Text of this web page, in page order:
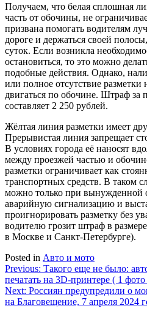
Получаем, что белая сплошная
часть от обочины, не
призвана помогать водителям
дороге и держаться своей
суток. Если возникла
остановиться, то это можно
подобные действия. Однако,
или полное отсутствие разметки
двигаться по обочине. Штраф за
составляет 2 250 рублей.
Жёлтая линия разметки имеет
Прерывистая линия запрещает
В условиях города её наносят
между проезжей частью и
разметки ограничивает как
транспортных средств. В таком
можно только при вынужденной
аварийную сигнализацию и
проигнорировать разметку без
водителю грозит штраф в
в Москве и Санкт-Петербурге).
Posted in Авто и мото
Навигация
по
записям
Previous: Такого еще не было:
печатать на 3D-принтере ( 1 фото
Next: Россиян предупредили о
на Благовещение, 7 апреля 2024